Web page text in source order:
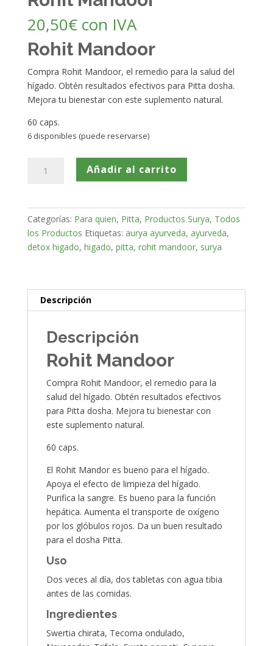
20,50€ con IVA
Rohit Mandoor
Compra Rohit Mandoor, el remedio para la salud del
hígado. Obtén resultados efectivos para Pitta dosha.
Mejora tu bienestar con este suplemento natural.
60 caps.
6 disponibles (puede reservarse)
Añadir al carrito
Categorías: Para quien, Pitta, Productos Surya, Todos
los Productos Etiquetas: aurya ayurveda, ayurveda,
detox higado, higado, pitta, rohit mandoor, surya
Descripción
Descripción
Rohit Mandoor
Compra Rohit Mandoor, el remedio para la
salud del hígado. Obtén resultados efectivos
para Pitta dosha. Mejora tu bienestar con
este suplemento natural.
60 caps.
El Rohit Mandor es bueno para el hígado.
Apoya el efecto de limpieza del hígado.
Purifica la sangre. Es bueno para la función
hepática. Aumenta el transporte de oxígeno
por los glóbulos rojos. Da un buen resultado
para el dosha Pitta.
Uso
Dos veces al día, dos tabletas con agua tibia
antes de las comidas.
Ingredientes
Swertia chirata, Tecoma ondulado,